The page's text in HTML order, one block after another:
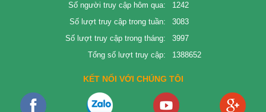
Số người truy cập hôm qua:
1242
Số lượt truy cập trong tuần:
3083
Số lượt truy cập trong tháng:
3997
Tổng số lượt truy cập:
1388652
KẾT NỐI VỚI CHÚNG TÔI